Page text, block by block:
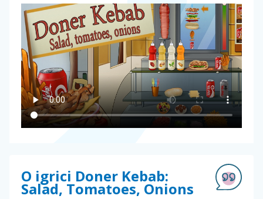
O igrici Doner Kebab:
Salad, Tomatoes, Onions